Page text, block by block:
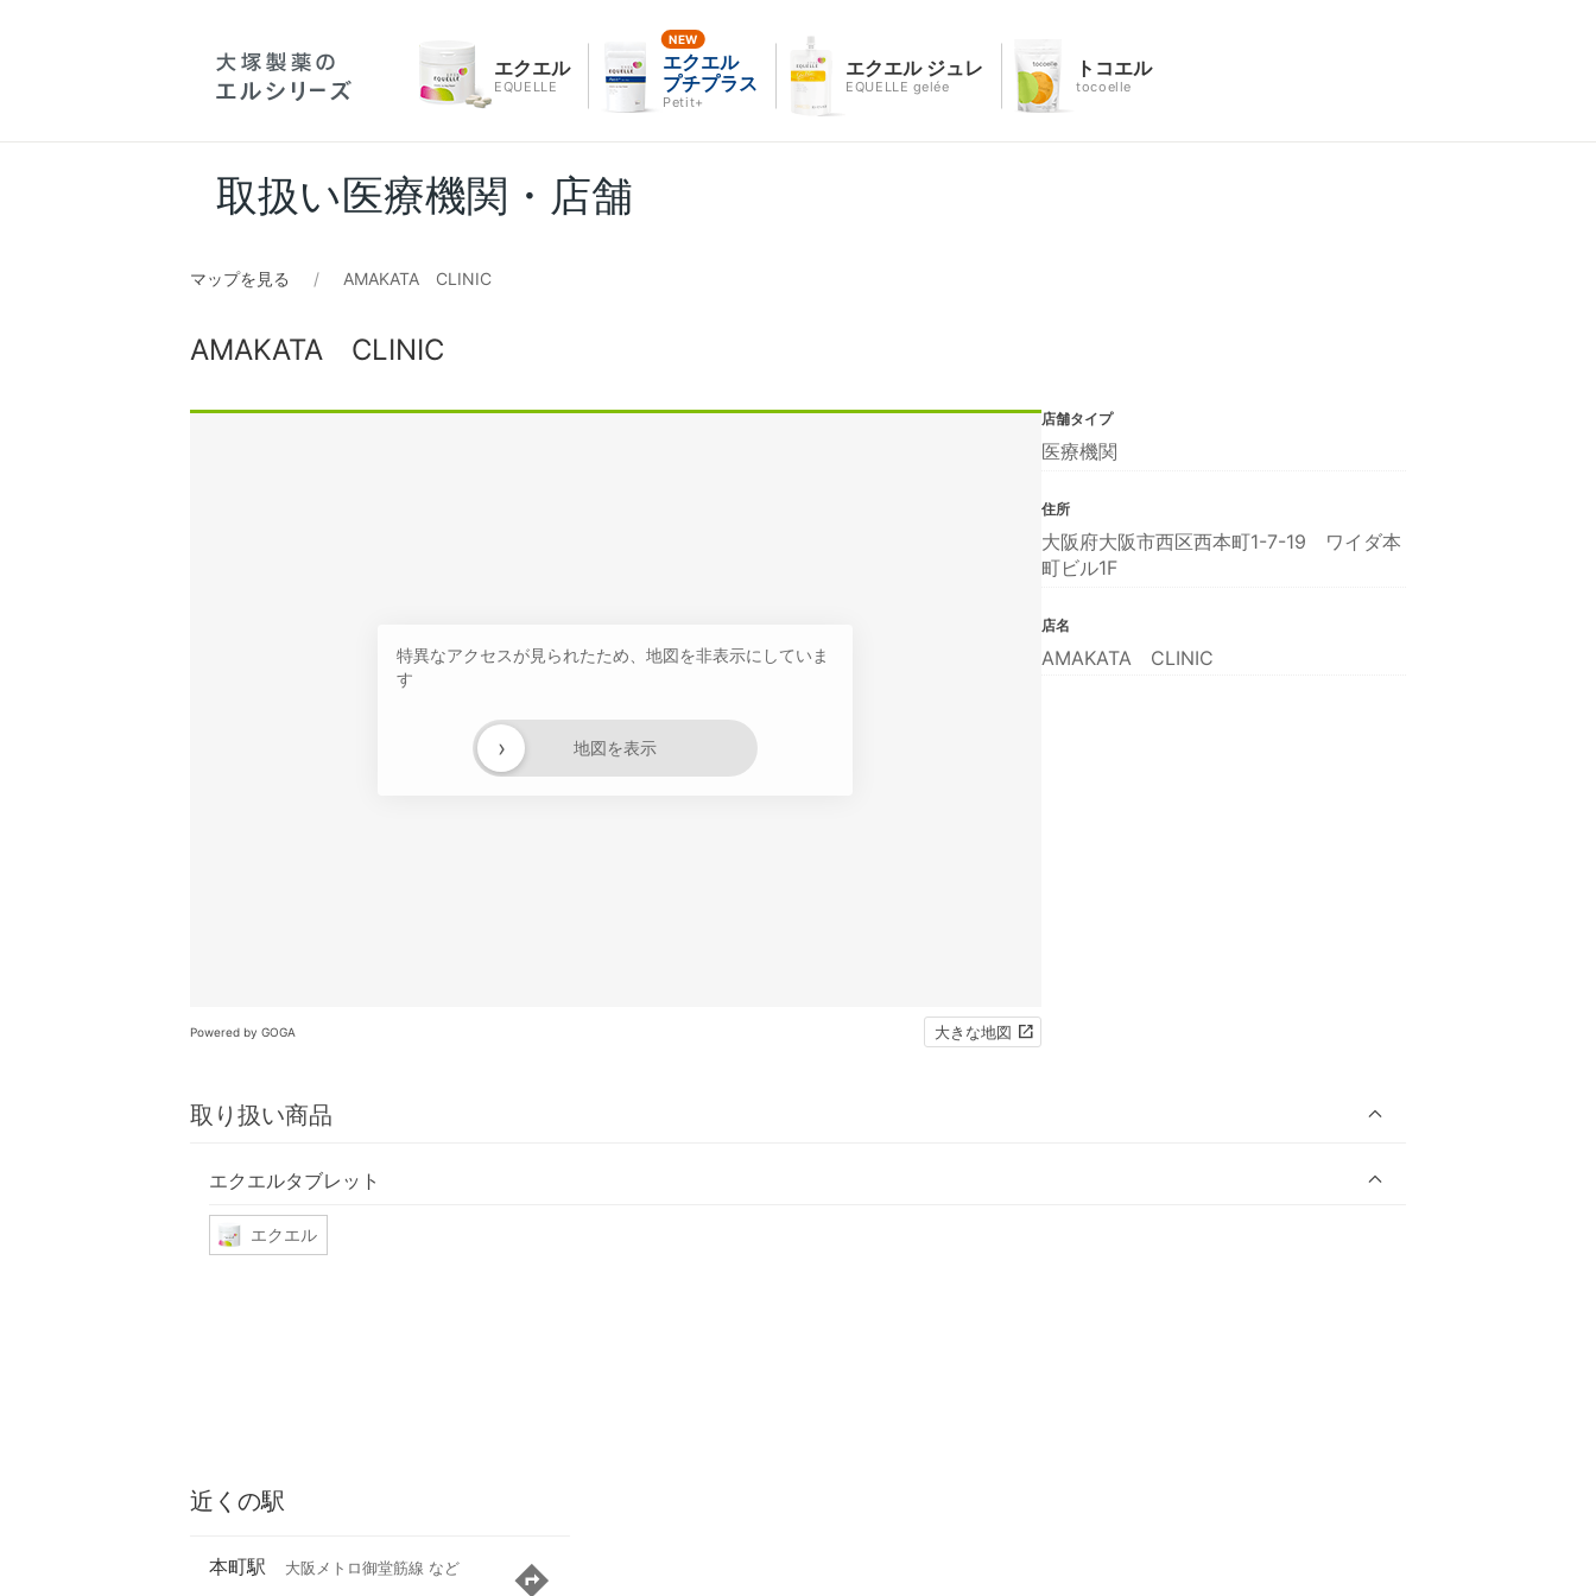
エクエル
EQUELLE
エクエル
プチプラス
Petit+
エクエル ジュレ
EQUELLE gelée
トコエル
tocoelle
取扱い医療機関・店舗
マップを見る AMAKATA CLINIC
AMAKATA CLINIC
特異なアクセスが見られたため、地図を非表示にしていま
す
地図を表示
›
Powered by GOGA 大きな地図
取り扱い商品
エクエルタブレット
エクエル
店舗タイプ
医療機関
住所
大阪府大阪市西区西本町1-7-19 ワイダ本
町ビル1F
店名
AMAKATA CLINIC
近くの駅
本町駅 大阪メトロ御堂筋線 など